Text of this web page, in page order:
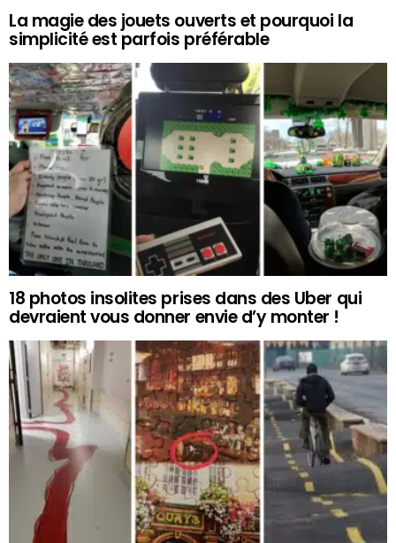
La magie des jouets ouverts et pourquoi la
simplicité est parfois préférable
18 photos insolites prises dans des Uber qui
devraient vous donner envie d’y monter !